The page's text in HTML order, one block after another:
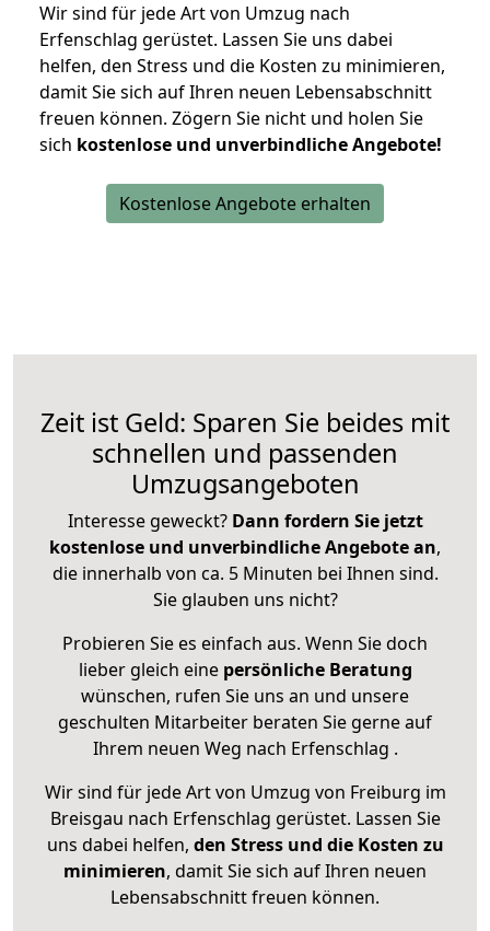
Wir sind für jede Art von Umzug nach
Erfenschlag gerüstet. Lassen Sie uns dabei
helfen, den Stress und die Kosten zu minimieren,
damit Sie sich auf Ihren neuen Lebensabschnitt
freuen können. Zögern Sie nicht und holen Sie
sich kostenlose und unverbindliche Angebote!
Kostenlose Angebote erhalten
Zeit ist Geld: Sparen Sie beides mit
schnellen und passenden
Umzugsangeboten
Interesse geweckt? Dann fordern Sie jetzt
kostenlose und unverbindliche Angebote an,
die innerhalb von ca. 5 Minuten bei Ihnen sind.
Sie glauben uns nicht?
Probieren Sie es einfach aus. Wenn Sie doch
lieber gleich eine persönliche Beratung
wünschen, rufen Sie uns an und unsere
geschulten Mitarbeiter beraten Sie gerne auf
Ihrem neuen Weg nach Erfenschlag .
Wir sind für jede Art von Umzug von Freiburg im
Breisgau nach Erfenschlag gerüstet. Lassen Sie
uns dabei helfen, den Stress und die Kosten zu
minimieren, damit Sie sich auf Ihren neuen
Lebensabschnitt freuen können.